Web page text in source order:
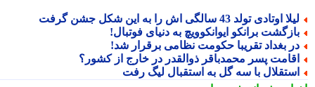
اوتادی تولد 43 سالگی اش را به این شکل جشن گرفت
برانکو ایوانکوویچ به دنیای فوتبال!
بغداد تقریبا حکومت نظامی برقرار شد!
پسر محمدباقر ذوالقدر در خارج از کشور؟
با سه گل به استقبال لیگ رفت